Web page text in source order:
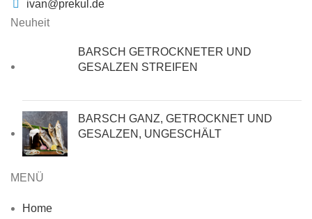
ivan@prekul.de
Neuheit
BARSCH GETROCKNETER UND
GESALZEN STREIFEN
BARSCH GANZ, GETROCKNET UND
GESALZEN, UNGESCHÄLT
MENÜ
Home